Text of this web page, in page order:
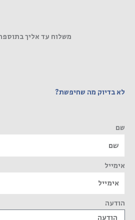
משלוח עד אליך
לא בדיוק מה שחיפשת?
שם
אימייל
הודעה